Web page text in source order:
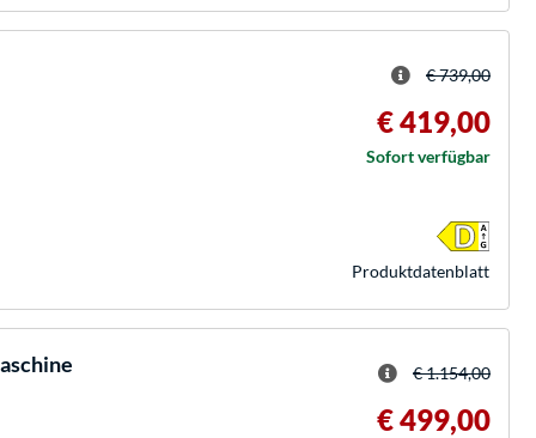
€ 739,00
€ 419,00
Sofort verfügbar
Produkt­datenblatt
€ 1.154,00
€ 499,00